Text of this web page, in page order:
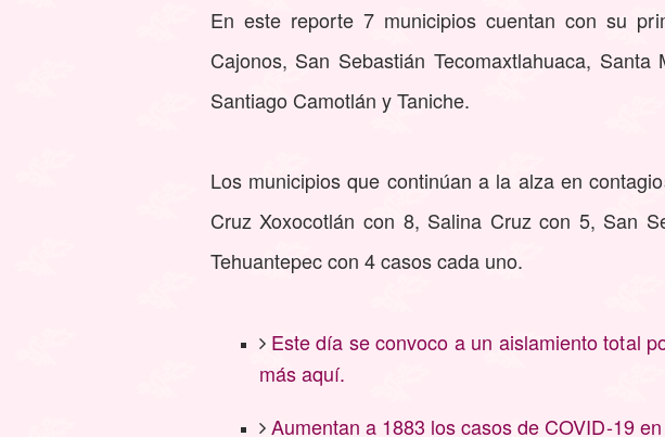
En este reporte 7 municipios cuentan con su
Cajonos, San Sebastián Tecomaxtlahuaca,
Santiago Camotlán y Taniche.
Los municipios que continúan a la alza en
Cruz Xoxocotlán con 8, Salina Cruz con 5, San
Tehuantepec con 4 casos cada uno.
Este día se convoco a un aislamiento total
más aquí.
Aumentan a 1883 los casos de COVID-19